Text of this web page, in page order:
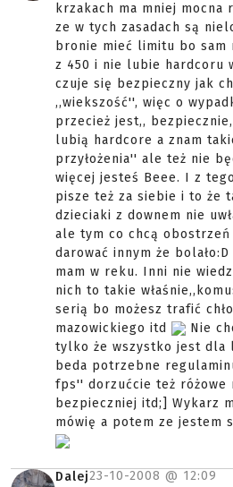
krzakach ma mniej
ze w tych zasadach są
bronie mieć limitu bo sam
z 450 i nie lubie hardcoru
czuje się bezpieczny jak
,,wiekszość'', więc o
przecież jest,,
lubią hardcore a znam
przyłożenia'' ale też nie
więcej jesteś Beee. I z
pisze też za siebie i to że
dzieciaki z downem nie
ale tym co chcą obostrzeń
darować innym że
mam w reku. Inni nie
nich to takie
serią bo możesz trafić
mazowickiego itd
Nie
tylko że wszystko jest dla
beda potrzebne
fps'' dorzućcie też różowe
bezpieczniej itd;] Wykarz
mówię a potem ze jestem
Dalej23-10-2008 @ 12:09